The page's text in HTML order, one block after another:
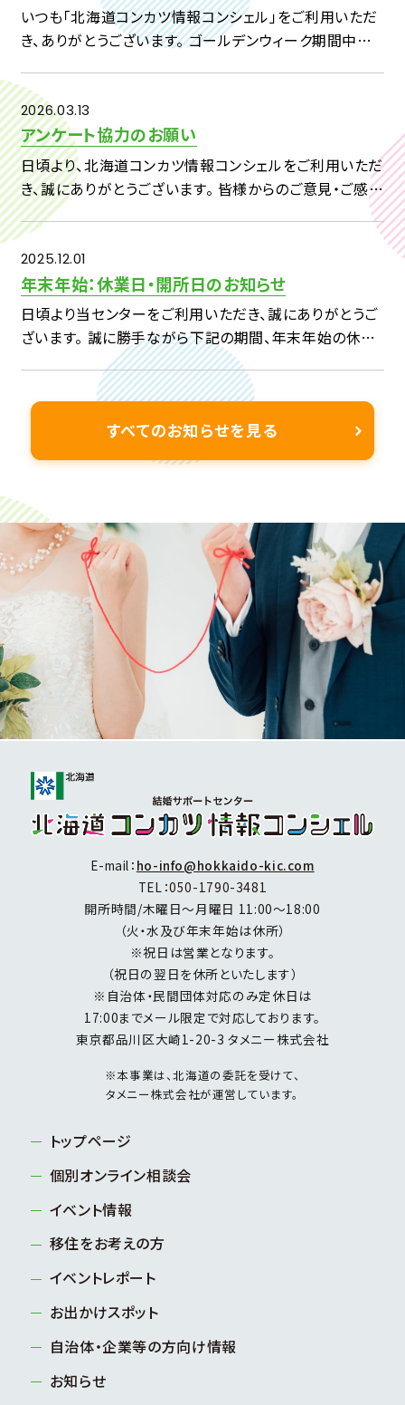
いつも「北海道コンカツ情報コンシェル」をご利用いただ
き、ありがとうございます。 ゴールデンウィーク期間中の
たします。 【対象期間】4月29日（水）～5月7日（木） ・4
[…]
2026.03.13
アンケート協力のお願い
日頃より、北海道コンカツ情報コンシェルをご利用いただ
き、誠にありがとうございます。 皆様からのご意見・ご感想
を、今後の事業へいかしてまいりたいと考えておりますの
で、 下記アンケートへのご回答をよろしくお願い申し上げ
ます。 […]
2025.12.01
年末年始：休業日・開所日のお知らせ
日頃より当センターをご利用いただき、誠にありがとうご
ざいます。 誠に勝手ながら下記の期間、年末年始の休業
日とさせていただきます。 2025 年 12 月 29 日(月) ～
2026年 1 月3日(土) & […]
すべてのお知らせを見る
E-mail： ho-info@hokkaido-kic.com
TEL：050-1790-3481
開所時間/木曜日～月曜日 11:00～18:00
（火・水及び年末年始は休所）
※祝日は営業となります。
（祝日の翌日を休所といたします）
※自治体・民間団体対応のみ定休日は
17:00までメール限定で対応しております。
東京都品川区大崎1-20-3 タメニー株式会社
※本事業は、北海道の委託を受けて、
タメニー株式会社が運営しています。
トップページ
個別オンライン相談会
イベント情報
移住をお考えの方
イベントレポート
お出かけスポット
自治体・企業等の方向け情報
お知らせ